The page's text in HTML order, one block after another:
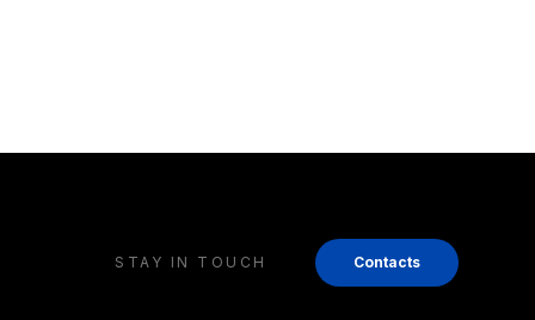
STAY IN TOUCH Contacts